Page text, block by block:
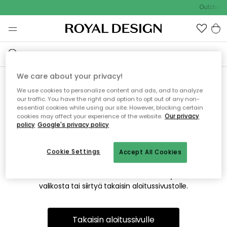
Outdoor
Emme valitettavasti löydä
etsimääsi sivua
Tämä voi johtua siitä, että sivua ei enää ole tai siitä, että se
on siirretty muualle. Pahoittelemme tästä mahdollisesti
valikosta tai siirtyä takaisin aloitussivustolle.
Takaisin aloitussivulle
We care about your privacy!
We use cookies to personalize content and ads, and to analyze
our traffic. You have the right and option to opt out of any non-
essential cookies while using our site. However, blocking certain
cookies may affect your experience of the website. Our privacy
policy Google's privacy policy
Accept All Cookies
Cookie Settings